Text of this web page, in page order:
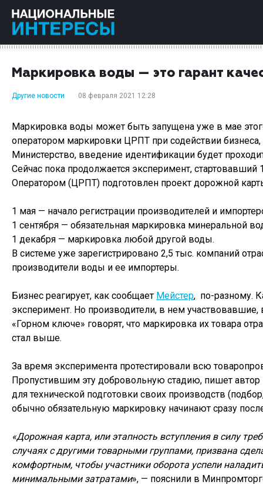
Маркировка воды — это гарант
Другие новости 08 февраля 2021 12:28
Маркировка воды может быть запущена уже в мае
оператором маркировки ЦРПТ при содействии
Министерство, введение идентификации будет
Сейчас пока продолжается эксперимент, стартовавший
Оператором (ЦРПТ) подготовлен проект дорожной
1 мая — начало регистрации производителей и
1 сентября — обязательная маркировка минеральной
1 декабря — маркировка любой другой воды.
В системе уже зарегистрировано 2,5 тыс. компаний
производители воды и ее импортеры.
Бизнес реагирует, как сообщает Мейстер, по-разному.
эксперимент. Но производители, в нем
«Горном ключе» говорят, что маркировка их товара
стал выше.
За время эксперимента протестировали всю
Пропустившим эту добровольную стадию, пишет автор
для технической подготовки своих производств
обычно обязательную маркировку начинают сразу
«Дорожная карта, или этапность вступления в силу
случаях с другими товарными группами, призвана
комфортным, чтобы участники оборота успели
минимальными затратами», — пояснили в